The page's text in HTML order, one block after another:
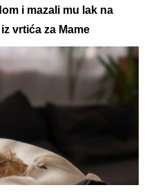
i mazali mu lak na
vrtića za Mame